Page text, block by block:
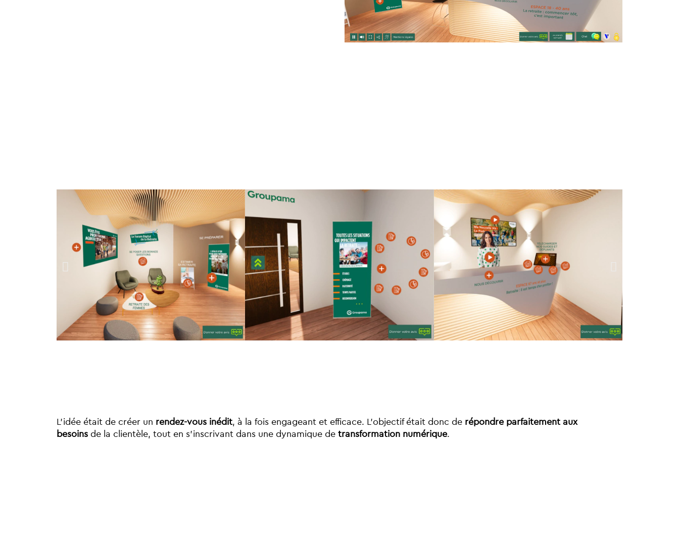
L’idée était de créer un rendez-vous inédit, à la fois engageant et efficace. L’objectif était donc de répondre parfaitement aux
besoins de la clientèle, tout en s’inscrivant dans une dynamique de transformation numérique.